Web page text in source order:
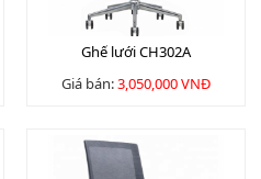
Ghế lưới CH302A
Giá bán:3,050,000 VNĐ